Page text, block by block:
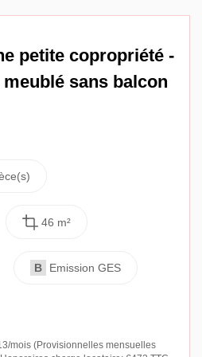
petite copropriété -
sans balcon
46 m²
B Emission GES
mois (Provisionnelles mensuelles